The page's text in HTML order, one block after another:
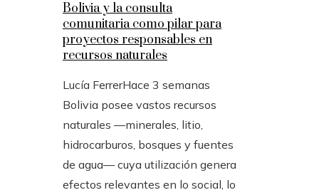
Bolivia y la consulta
comunitaria como pilar para
proyectos responsables en
recursos naturales
Lucía FerrerHace 3 semanas
Bolivia posee vastos recursos
naturales —minerales, litio,
hidrocarburos, bosques y fuentes
de agua— cuya utilización genera
efectos relevantes en lo social, lo